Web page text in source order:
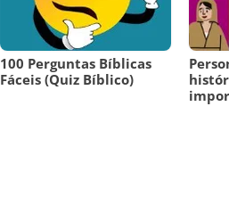
100 Perguntas Bíblicas
Fáceis (Quiz Bíblico)